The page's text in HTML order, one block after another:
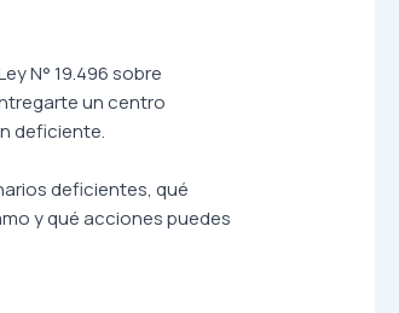
N° 19.496 sobre
un centro
deficiente.
deficientes, qué
y qué acciones puedes